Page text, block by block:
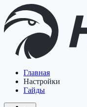
Главная
Настройки
Гайды